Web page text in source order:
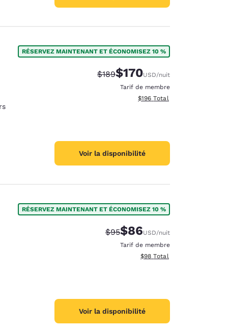
RÉSERVEZ MAINTENANT ET ÉCONOMISEZ 10 %
Tarif barré :
$189Tarif réduit :
$170USD/nuit
Tarif de membre
Afficher les détails totaux
$196 Total
Voir la disponibilité
RÉSERVEZ MAINTENANT ET ÉCONOMISEZ 10 %
Tarif barré :
$95Tarif réduit :
$86USD/nuit
Tarif de membre
Afficher les détails totaux
$98 Total
Voir la disponibilité